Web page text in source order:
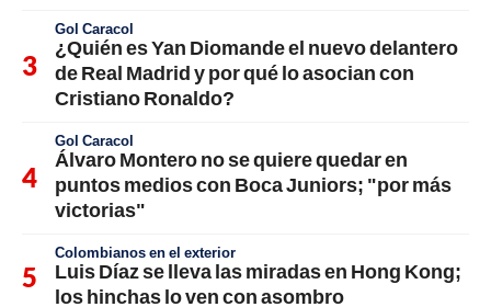
Gol Caracol
¿Quién es Yan Diomande el nuevo delantero
de Real Madrid y por qué lo asocian con
Cristiano Ronaldo?
Gol Caracol
Álvaro Montero no se quiere quedar en
puntos medios con Boca Juniors; "por más
victorias"
Colombianos en el exterior
Luis Díaz se lleva las miradas en Hong Kong;
los hinchas lo ven con asombro